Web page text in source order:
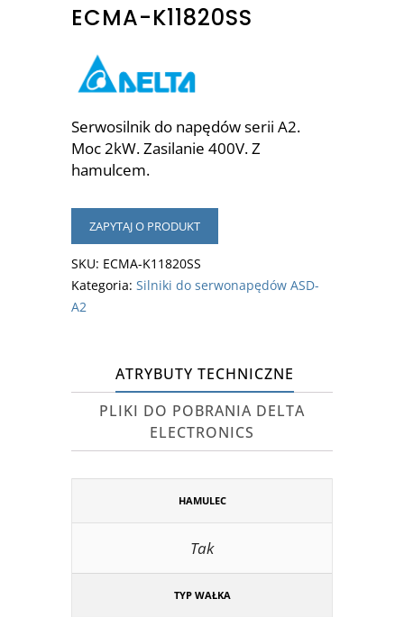
ECMA-K11820SS
Serwosilnik do napędów serii A2.
Moc 2kW. Zasilanie 400V. Z
hamulcem.
ZAPYTAJ O PRODUKT
SKU: ECMA-K11820SS
Kategoria: Silniki do serwonapędów ASD-
A2
ATRYBUTY TECHNICZNE
PLIKI DO POBRANIA DELTA
ELECTRONICS
HAMULEC
Tak
TYP WAŁKA